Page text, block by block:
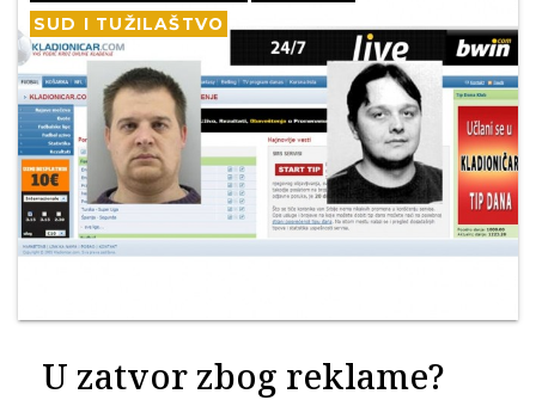
SUD I TUŽILAŠTVO
U zatvor zbog reklame?